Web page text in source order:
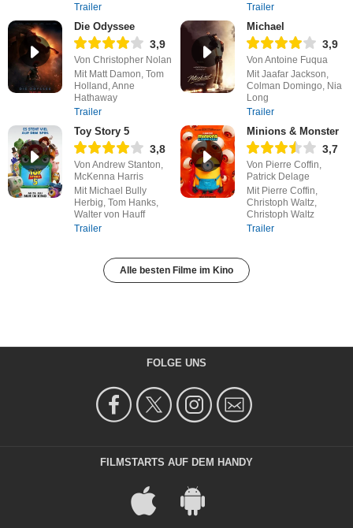
Trailer
Trailer
Die Odyssee
3,9
Von Christopher Nolan
Mit Matt Damon, Tom
Holland, Anne
Hathaway
Trailer
Michael
3,9
Von Antoine Fuqua
Mit Jaafar Jackson,
Colman Domingo, Nia
Long
Trailer
Toy Story 5
3,8
Von Andrew Stanton,
McKenna Harris
Mit Michael Bully
Herbig, Tom Hanks,
Walter von Hauff
Trailer
Minions & Monster
3,7
Von Pierre Coffin,
Patrick Delage
Mit Pierre Coffin,
Christoph Waltz,
Christoph Waltz
Trailer
Alle besten Filme im Kino
FOLGE UNS
FILMSTARTS AUF DEM HANDY